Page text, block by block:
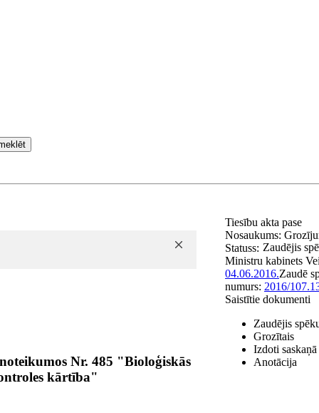
Nr. 485 "Bioloģiskās
kārtība"
Tiesību akta pase
Nosaukums:
Statuss: Zaudējis
Ministru kabinets
04.06.2016.Zaudē
numurs: 2016/
Saistītie dokumenti
Zaudējis
Grozītais
Izdoti saskaņā
Anotācija